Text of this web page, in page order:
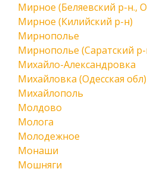
Мирное (Беляевский р-н.,
Мирное (Килийский р-н)
Мирнополье
Мирнополье (Саратский
Михайло-Александровка
Михайловка (Одесская обл)
Михайлополь
Молдово
Молога
Молодежное
Монаши
Мошняги